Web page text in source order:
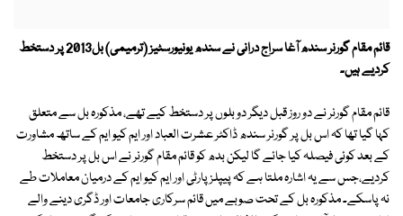
قائم مقام گورنر سندھ آغا سراج درانی نے سندھ یونیورسٹیز (ترمیمی) بل2013 پر دستخط
کردیے ہیں۔
قائم مقام گورنر نے دو روز قبل دیگر دو بلوں پر دستخط کیے تھے، مذکورہ بل سے متعلق
کہا گیا تھا کہ اس بل پر گورنر سندھ ڈاکٹر عشرت العباد اور ایم کیو ایم کے ساتھ مشاورت
کے بعد کوئی فیصلہ کیا جائے گا لیکن بدھ کو قائم مقام گورنر نے اس بل پر دستخط
کردیے،جس سے یہ اشارہ ملتا ہے کہ پیپلز پارٹی اور ایم کیو ایم کے درمیان معاملات طے
نہ پاسکے۔ مذکورہ بل کے تحت صوبے میں قائم سرکاری جامعات اور ڈگری دینے والے